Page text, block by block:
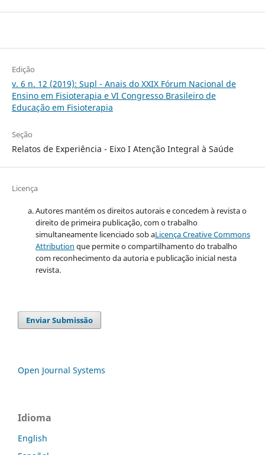
Edição
v. 6 n. 12 (2019): Supl - Anais do XXIX Fórum Nacional de
Ensino em Fisioterapia e VI Congresso Brasileiro de
Educação em Fisioterapia
Seção
Relatos de Experiência - Eixo I Atenção Integral à Saúde
Licença
Autores mantém os direitos autorais e concedem à revista o
direito de primeira publicação, com o trabalho
simultaneamente licenciado sob aLicença Creative Commons
Attribution que permite o compartilhamento do trabalho
com reconhecimento da autoria e publicação inicial nesta
revista.
Enviar Submissão
Open Journal Systems
Idioma
English